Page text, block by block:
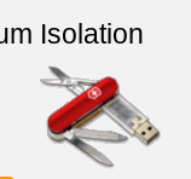
Isolation